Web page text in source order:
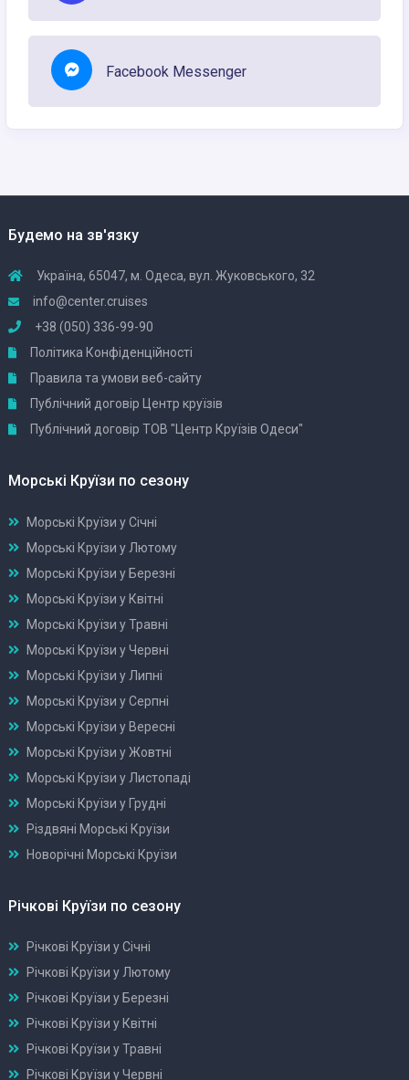
Facebook Messenger
Будемо на зв'язку
Україна, 65047, м. Одеса, вул. Жуковського, 32
info@center.cruises
+38 (050) 336-99-90
Політика Конфіденційності
Правила та умови веб-сайту
Публічний договір Центр круїзів
Публічний договір ТОВ "Центр Круїзів Одеси"
Морські Круїзи по сезону
Морські Круїзи у Січні
Морські Круїзи у Лютому
Морські Круїзи у Березні
Морські Круїзи у Квітні
Морські Круїзи у Травні
Морські Круїзи у Червні
Морські Круїзи у Липні
Морські Круїзи у Серпні
Морські Круїзи у Вересні
Морські Круїзи у Жовтні
Морські Круїзи у Листопаді
Морські Круїзи у Грудні
Різдвяні Морські Круїзи
Новорічні Морські Круїзи
Річкові Круїзи по сезону
Річкові Круїзи у Січні
Річкові Круїзи у Лютому
Річкові Круїзи у Березні
Річкові Круїзи у Квітні
Річкові Круїзи у Травні
Річкові Круїзи у Червні